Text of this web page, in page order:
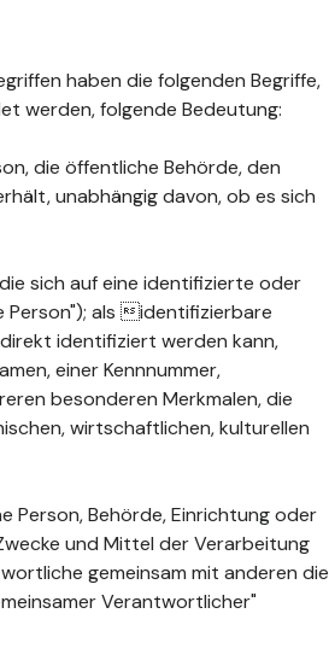
haben die folgenden Begriffe,
werden, folgende Bedeutung:
die öffentliche Behörde, den
unabhängig davon, ob es sich
sich auf eine identifizierte oder
als identifizierbare
identifiziert werden kann,
einer Kennnummer,
besonderen Merkmalen, die
wirtschaftlichen, kulturellen
Behörde, Einrichtung oder
und Mittel der Verarbeitung
gemeinsam mit anderen die
Verantwortlicher"